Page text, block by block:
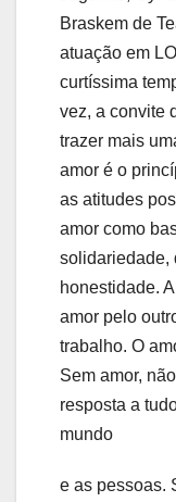
Braskem de
atuação em
curtíssima
vez, a convite
trazer mais
amor é o
as atitudes
amor como
solidariedade,
honestidade.
amor pelo
trabalho. O
Sem amor,
resposta a
mundo
e as pessoas.